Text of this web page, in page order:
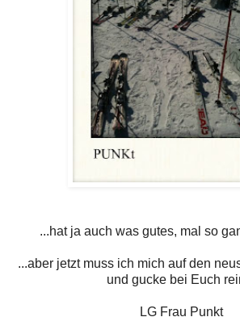
...hat ja auch was gutes, mal so
...aber jetzt muss ich mich auf den
und gucke bei Euch
LG Frau Punkt